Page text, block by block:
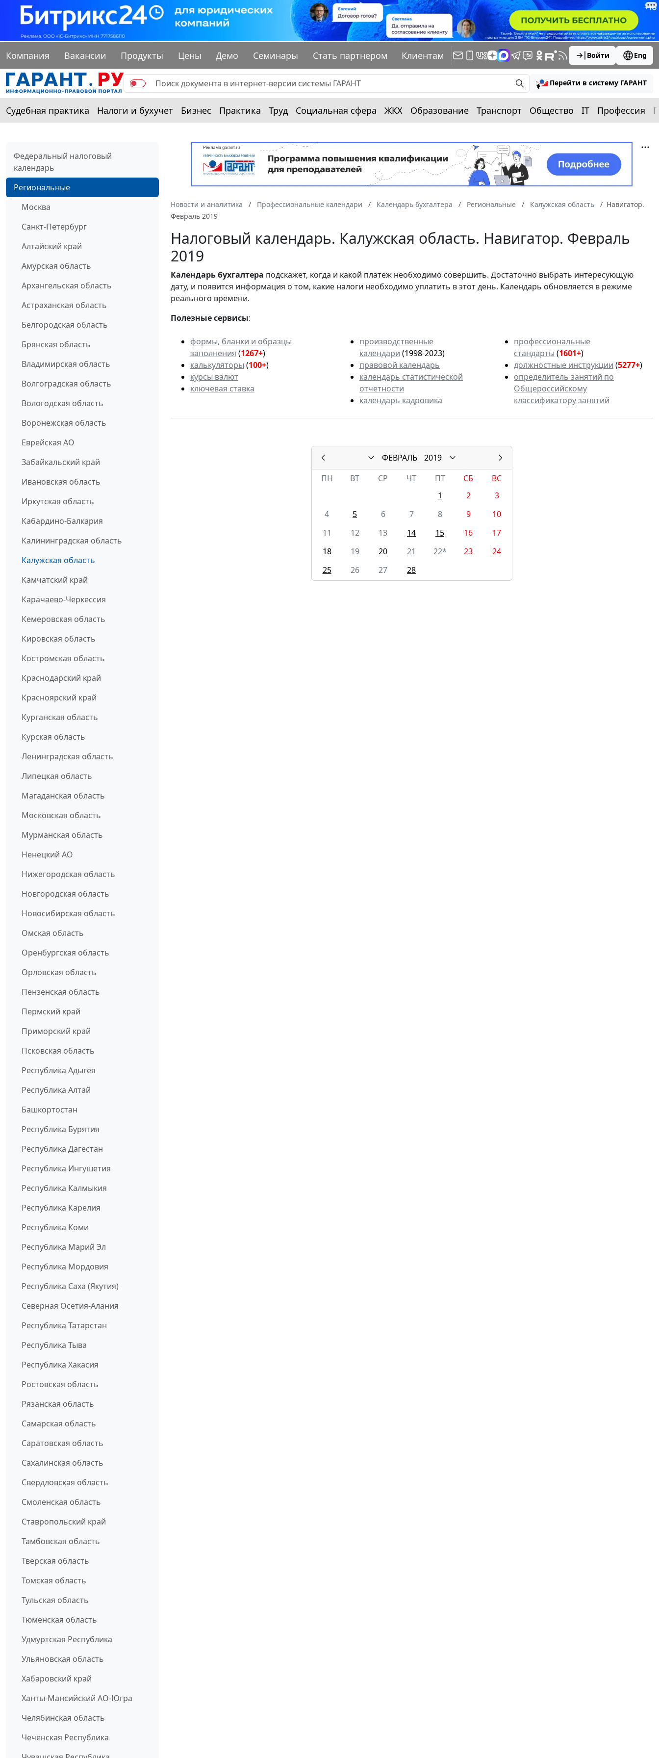
Компания Вакансии Продукты Цены Демо Семинары Стать партнером Клиентам Войти Eng
Перейти в систему ГАРАНТ
Судебная практика Налоги и бухучет Бизнес Практика Труд Социальная сфера ЖКХ Образование Транспорт Общество IT Профессия
Федеральный налоговый
календарь
Региональные
Москва
Санкт-Петербург
Алтайский край
Амурская область
Архангельская область
Астраханская область
Белгородская область
Брянская область
Владимирская область
Волгоградская область
Вологодская область
Воронежская область
Еврейская АО
Забайкальский край
Ивановская область
Иркутская область
Кабардино-Балкария
Калининградская область
Калужская область
Камчатский край
Карачаево-Черкессия
Кемеровская область
Кировская область
Костромская область
Краснодарский край
Красноярский край
Курганская область
Курская область
Ленинградская область
Липецкая область
Магаданская область
Московская область
Мурманская область
Ненецкий АО
Нижегородская область
Новгородская область
Новосибирская область
Омская область
Оренбургская область
Орловская область
Пензенская область
Пермский край
Приморский край
Псковская область
Республика Адыгея
Республика Алтай
Башкортостан
Республика Бурятия
Республика Дагестан
Республика Ингушетия
Республика Калмыкия
Республика Карелия
Республика Коми
Республика Марий Эл
Республика Мордовия
Республика Саха (Якутия)
Северная Осетия-Алания
Республика Татарстан
Республика Тыва
Республика Хакасия
Ростовская область
Рязанская область
Самарская область
Саратовская область
Сахалинская область
Свердловская область
Смоленская область
Ставропольский край
Тамбовская область
Тверская область
Томская область
Тульская область
Тюменская область
Удмуртская Республика
Ульяновская область
Хабаровский край
Ханты-Мансийский АО-Югра
Челябинская область
Чеченская Республика
Новости и аналитика Профессиональные календари Календарь бухгалтера Региональные Калужская область
Навигатор.
Февраль 2019
Налоговый календарь. Калужская область. Навигатор. Февраль
2019
Календарьбухгалтера подскажет, когда и какой платеж необходимо совершить. Достаточно выбрать интересующую
дату, и появится информация о том, какие налоги необходимо уплатить в этот день. Календарь обновляется в режиме
реального времени.
Полезные сервисы:
формы, бланки и образцы
заполнения (1267+)
калькуляторы (100+)
курсы валют
ключевая ставка
производственные
календари (1998-2023)
правовой календарь
календарь статистической
отчетности
календарь кадровика
профессиональные
стандарты (1601+)
должностные инструкции (5277+)
определитель занятий по
Общероссийскому
классификатору занятий
ФЕВРАЛЬ
2019
ПН
ВТ СР ЧТ ПТ СБ
ВС
1
2
3
4
5 6 7 8 9
10
11
12 13 14 15 16
17
18
19 20 21 22* 23
24
25
26 27 28